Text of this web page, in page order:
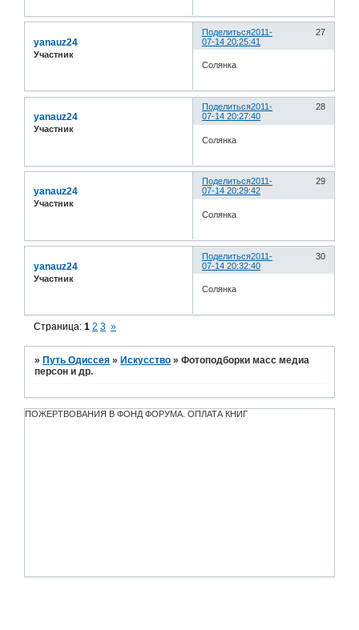
Поделиться 27
2011-
07-14 20:25:41
yanauz24
Участник
Солянка
Поделиться 28
2011-
07-14 20:27:40
yanauz24
Участник
Солянка
Поделиться 29
2011-
07-14 20:29:42
yanauz24
Участник
Солянка
Поделиться 30
2011-
07-14 20:32:40
yanauz24
Участник
Солянка
Страница:1 2 3 »
» Путь Одиссея » Искусство »Фотоподборки масс медиа
персон и др.
ПОЖЕРТВОВАНИЯ В ФОНД ФОРУМА. ОПЛАТА КНИГ